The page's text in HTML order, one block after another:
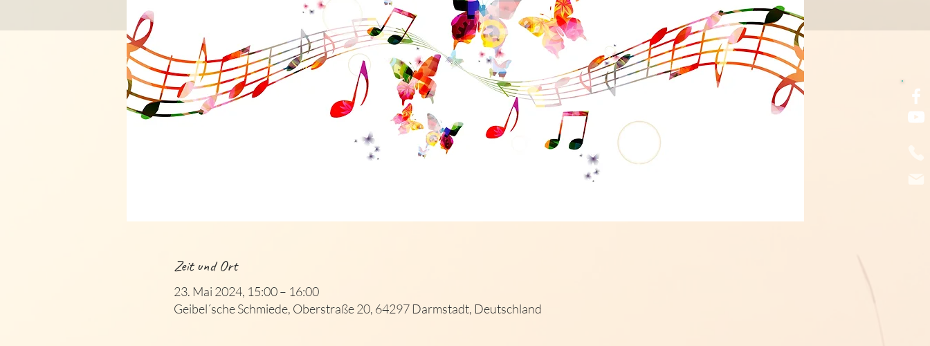
Zeit und Ort
23. Mai 2024, 15:00 – 16:00
Geibel´sche Schmiede, Oberstraße 20, 64297 Darmstadt, Deutschland